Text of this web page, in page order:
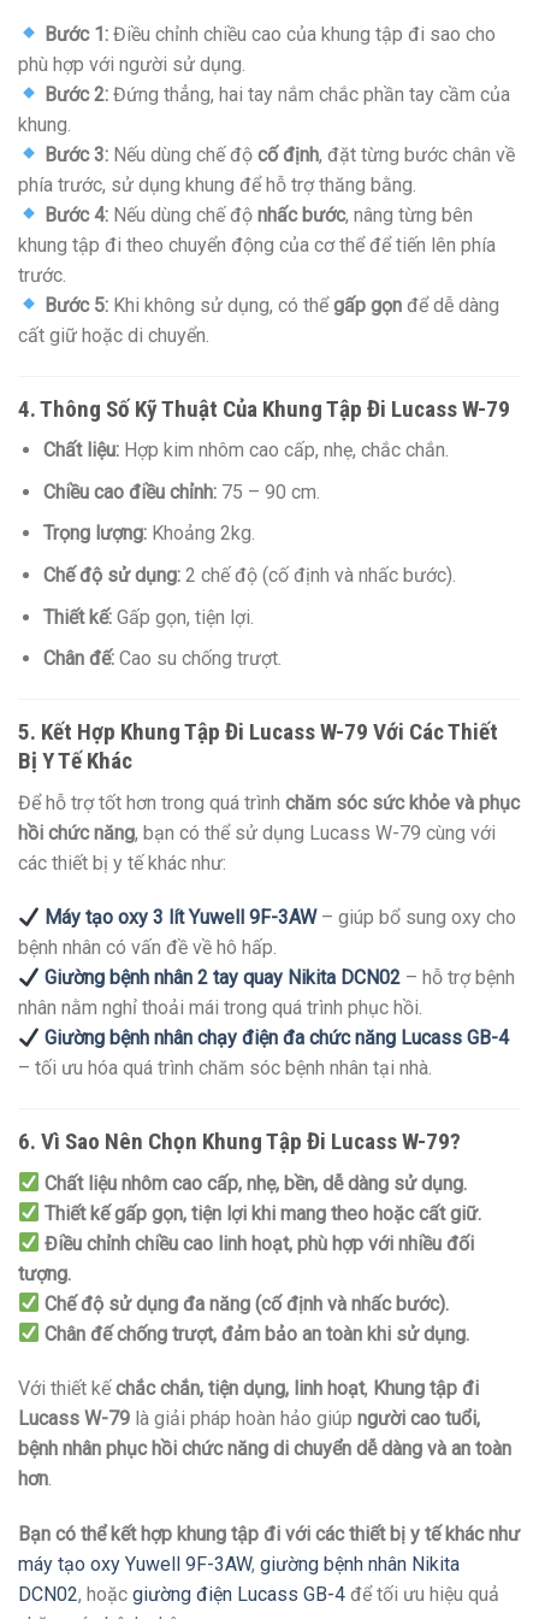
Bước 1: Điều chỉnh chiều cao của khung tập đi sao cho
phù hợp với người sử dụng.
Bước 2: Đứng thẳng, hai tay nắm chắc phần tay cầm của
khung.
Bước 3: Nếu dùng chế độcố định, đặt từng bước chân về
phía trước, sử dụng khung để hỗ trợ thăng bằng.
Bước 4: Nếu dùng chế độnhấc bước, nâng từng bên
khung tập đi theo chuyển động của cơ thể để tiến lên phía
trước.
Bước 5: Khi không sử dụng, có thểgấp gọn để dễ dàng
cất giữ hoặc di chuyển.
4. Thông Số Kỹ Thuật Của Khung Tập Đi Lucass W-79
Chất liệu:Hợp kim nhôm cao cấp, nhẹ, chắc chắn.
Chiều cao điều chỉnh:75 – 90 cm.
Trọng lượng:Khoảng 2kg.
Chế độ sử dụng:2 chế độ (cố định và nhấc bước).
Thiết kế:Gấp gọn, tiện lợi.
Chân đế:Cao su chống trượt.
5. Kết Hợp Khung Tập Đi Lucass W-79 Với Các Thiết
Bị Y Tế Khác
Để hỗ trợ tốt hơn trong quá trình chăm sóc sức khỏe và phục
hồi chức năng, bạn có thể sử dụng Lucass W-79 cùng với
các thiết bị y tế khác như:
Máy tạo oxy 3 lít Yuwell 9F-3AW– giúp bổ sung oxy cho
bệnh nhân có vấn đề về hô hấp.
Giường bệnh nhân 2 tay quay Nikita DCN02 – hỗ trợ bệnh
nhân nằm nghỉ thoải mái trong quá trình phục hồi.
Giường bệnh nhân chạy điện đa chức năng Lucass GB-4
– tối ưu hóa quá trình chăm sóc bệnh nhân tại nhà.
6. Vì Sao Nên Chọn Khung Tập Đi Lucass W-79?
Chất liệu nhôm cao cấp, nhẹ, bền, dễ dàng sử dụng.
Thiết kế gấp gọn, tiện lợi khi mang theo hoặc cất giữ.
Điều chỉnh chiều cao linh hoạt, phù hợp với nhiều đối
tượng.
Chế độ sử dụng đa năng (cố định và nhấc bước).
Chân đế chống trượt, đảm bảo an toàn khi sử dụng.
Với thiết kế chắc chắn, tiện dụng, linh hoạt, Khung tập đi
Lucass W-79 là giải pháp hoàn hảo giúp người cao tuổi,
bệnh nhân phục hồi chức năng di chuyển dễ dàng và an toàn
hơn.
Bạn có thể kết hợp khung tập đi với các thiết bị y tế khác như
máy tạo oxy Yuwell 9F-3AW, giường bệnh nhân Nikita
DCN02, hoặc giường điện Lucass GB-4 để tối ưu hiệu quả